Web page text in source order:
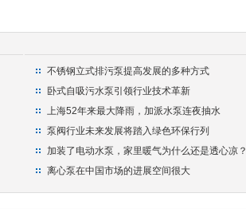
不锈钢立式排污泵提高发展的多种方式
卧式自吸污水泵引领行业技术革新
上海52年来最大降雨，加派水泵连夜抽水
泵阀行业未来发展将踏入绿色环保行列
加装了电动水泵，家里暖气为什么还是透心凉？
离心泵在中国市场的进展空间很大